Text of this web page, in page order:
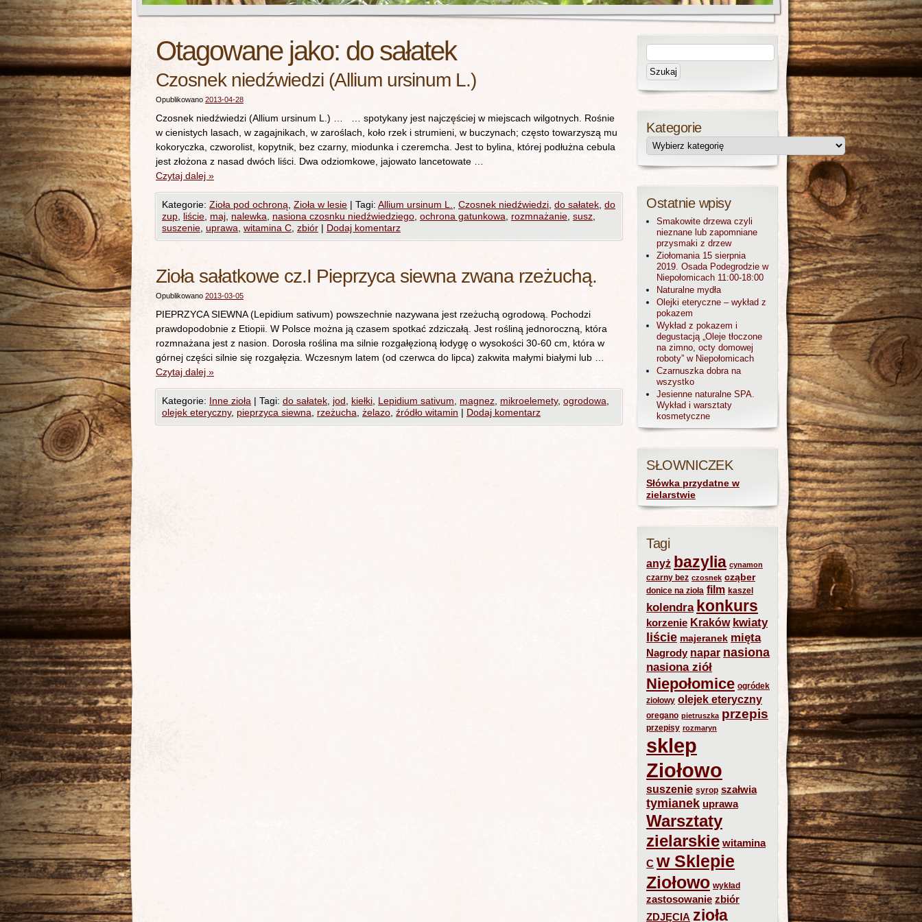
Otagowane jako: do sałatek
Czosnek niedźwiedzi (Allium ursinum L.)
Opublikowano 2013-04-28
Czosnek niedźwiedzi (Allium ursinum L.) … … spotykany jest najczęściej w miejscach wilgotnych. Rośnie
w cienistych lasach, w zagajnikach, w zaroślach, koło rzek i strumieni, w buczynach; często towarzyszą mu
kokoryczka, czworolist, kopytnik, bez czarny, miodunka i czeremcha. Jest to bylina, której podłużna cebula
jest złożona z nasad dwóch liści. Dwa odziomkowe, jajowato lancetowate …
Czytaj dalej »
Kategorie: Zioła pod ochroną Zioła w lesie | Tagi: Allium ursinum L. Czosnek niedźwiedzi do sałatek do
zup liście maj nalewka nasiona czosnku niedźwiedziego ochrona gatunkowa rozmnażanie susz
suszenie uprawa witamina C zbiór | Dodaj komentarz
Zioła sałatkowe cz.I Pieprzyca siewna zwana rzeżuchą.
Opublikowano 2013-03-05
PIEPRZYCA SIEWNA (Lepidium sativum) powszechnie nazywana jest rzeżuchą ogrodową. Pochodzi
prawdopodobnie z Etiopii. W Polsce można ją czasem spotkać zdziczałą. Jest rośliną jednoroczną, która
rozmnażana jest z nasion. Dorosła roślina ma silnie rozgałęzioną łodygę o wysokości 30-60 cm, która w
górnej części silnie się rozgałęzia. Wczesnym latem (od czerwca do lipca) zakwita małymi białymi lub …
Czytaj dalej »
Kategorie: Inne zioła | Tagi: do sałatek jod kiełki Lepidium sativum magnez mikroelemety, ogrodowa
olejek eteryczny, pieprzyca siewna rzeżucha żelazo źródło witamin | Dodaj komentarz
Kategorie
Ostatnie wpisy
Smakowite drzewa czyli
nieznane lub zapomniane
przysmaki z drzew
Ziołomania 15 sierpnia
2019. Osada Podegrodzie w
Niepołomicach 11:00-18:00
Naturalne mydła
Olejki eteryczne – wykład z
pokazem
Wykład z pokazem i
degustacją „Oleje tłoczone
na zimno, octy domowej
roboty” w Niepołomicach
Czarnuszka dobra na
wszystko
Jesienne naturalne SPA.
Wykład i warsztaty
kosmetyczne
SŁOWNICZEK
Słówka przydatne w
zielarstwie
Tagi
anyż bazylia cynamon
czarny bez czosnek cząber
donice na zioła film kaszel
kolendra konkurs
korzenie Kraków kwiaty
liście majeranek mięta
Nagrody napar nasiona
nasiona ziół
Niepołomice ogródek
ziołowy olejek eteryczny
oregano pietruszka przepis
przepisy rozmaryn
sklep
Ziołowo
suszenie syrop szałwia
tymianek uprawa
Warsztaty
zielarskie witamina
C w Sklepie
Ziołowo wykład
zastosowanie zbiór
ZDJĘCIA zioła